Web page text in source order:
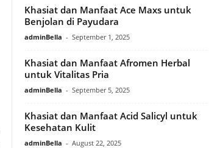
Khasiat dan Manfaat Ace Maxs untuk
Benjolan di Payudara
adminBella - September 1, 2025
Khasiat dan Manfaat Afromen Herbal
untuk Vitalitas Pria
adminBella - September 5, 2025
Khasiat dan Manfaat Acid Salicyl untuk
Kesehatan Kulit
adminBella - August 22, 2025